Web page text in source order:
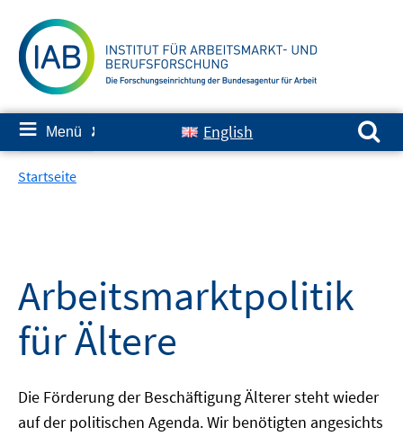
zum
Inhalt
≡ Menü ✘ English
Suchen nach:
Startseite
Arbeitsmarktpolitik
für Ältere
Die Förderung der Beschäftigung Älterer steht wieder
auf der politischen Agenda. Wir benötigten angesichts